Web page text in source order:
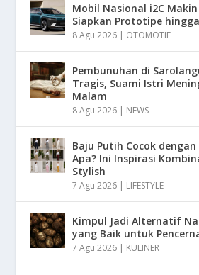
Mobil Nasional i2C
Siapkan Prototipe
8 Agu 2026 | OTOMOTIF
Pembunuhan di
Tragis, Suami Istri
Malam
8 Agu 2026 | NEWS
Baju Putih Cocok
Apa? Ini Inspirasi
Stylish
7 Agu 2026 | LIFESTYLE
Kimpul Jadi Alternatif
yang Baik untuk
7 Agu 2026 | KULINER